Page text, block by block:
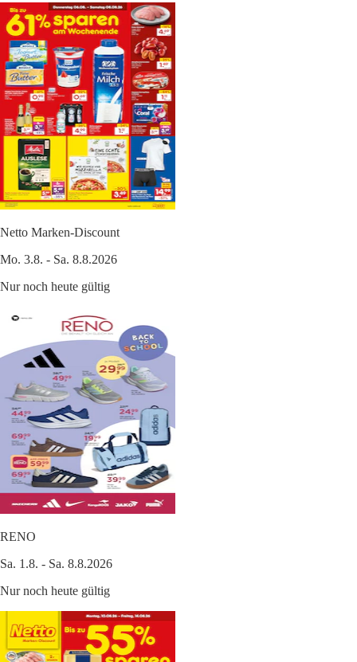
Netto Marken-Discount
Mo. 3.8. - Sa. 8.8.2026
Nur noch heute gültig
RENO
Sa. 1.8. - Sa. 8.8.2026
Nur noch heute gültig